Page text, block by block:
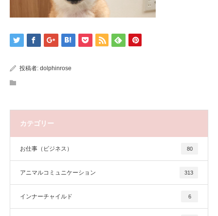
投稿者: dolphinrose
カテゴリー
お仕事（ビジネス） 80
アニマルコミュニケーション 313
インナーチャイルド 6